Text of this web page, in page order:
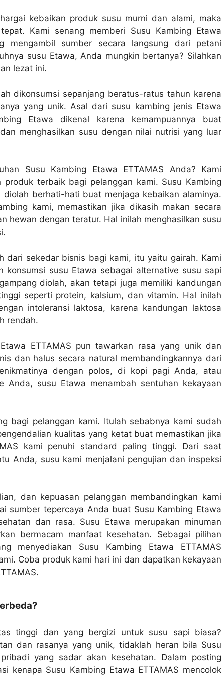
kebaikan produk susu murni dan alami, maka
Kami senang memberi Susu Kambing Etawa
mengambil sumber secara langsung dari petani
susu Etawa, Anda mungkin bertanya? Silahkan
lezat ini.
dikonsumsi sepanjang beratus-ratus tahun karena
yang unik. Asal dari susu kambing jenis Etawa
Etawa dikenal karena kemampuannya buat
menghasilkan susu dengan nilai nutrisi yang luar
Susu Kambing Etawa ETTAMAS Anda? Kami
produk terbaik bagi pelanggan kami. Susu Kambing
diolah berhati-hati buat menjaga kebaikan alaminya.
kami, memastikan jika dikasih makan secara
hewan dengan teratur. Hal inilah menghasilkan susu
dari sekedar bisnis bagi kami, itu yaitu gairah. Kami
konsumsi susu Etawa sebagai alternative susu sapi
diolah, akan tetapi juga memiliki kandungan
seperti protein, kalsium, dan vitamin. Hal inilah
intoleransi laktosa, karena kandungan laktosa
rendah.
ETTAMAS pun tawarkan rasa yang unik dan
dan halus secara natural membandingkannya dari
dengan polos, di kopi pagi Anda, atau
Anda, susu Etawa menambah sentuhan kekayaan
bagi pelanggan kami. Itulah sebabnya kami sudah
kualitas yang ketat buat memastikan jika
kami penuhi standard paling tinggi. Dari saat
Anda, susu kami menjalani pengujian dan inspeksi
dan kepuasan pelanggan membandingkan kami
sumber tepercaya Anda buat Susu Kambing Etawa
dan rasa. Susu Etawa merupakan minuman
bermacam manfaat kesehatan. Sebagai pilihan
menyediakan Susu Kambing Etawa ETTAMAS
Coba produk kami hari ini dan dapatkan kekayaan
tinggi dan yang bergizi untuk susu sapi biasa?
dan rasanya yang unik, tidaklah heran bila Susu
yang sadar akan kesehatan. Dalam posting
kenapa Susu Kambing Etawa ETTAMAS mencolok